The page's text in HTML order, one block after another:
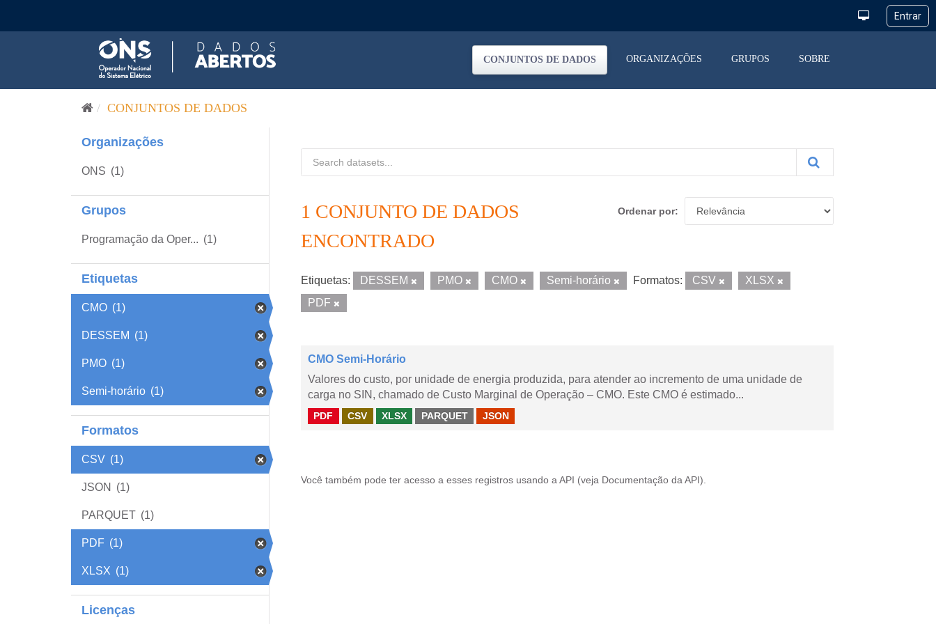
CONJUNTOS DE DADOS ORGANIZAÇÕES GRUPOS SOBRE
CONJUNTOS DE DADOS
Organizações
ONS (1)
Grupos
Programação da Oper... (1)
Etiquetas
CMO (1)
DESSEM (1)
PMO (1)
Semi-horário (1)
Formatos
CSV (1)
JSON (1)
PARQUET (1)
PDF (1)
XLSX (1)
Licenças
Ordenar por
1 CONJUNTO DE DADOS
ENCONTRADO
Etiquetas: DESSEM PMO CMO Semi-horário Formatos: CSV
XLSX
PDF
CMO Semi-Horário
Valores do custo, por unidade de energia produzida, para atender ao incremento de uma unidade de
carga no SIN, chamado de Custo Marginal de Operação – CMO. Este CMO é estimado...
PDF CSV XLSX PARQUET JSON
Você também pode ter acesso a esses registros usando a API (veja Documentação da API ).